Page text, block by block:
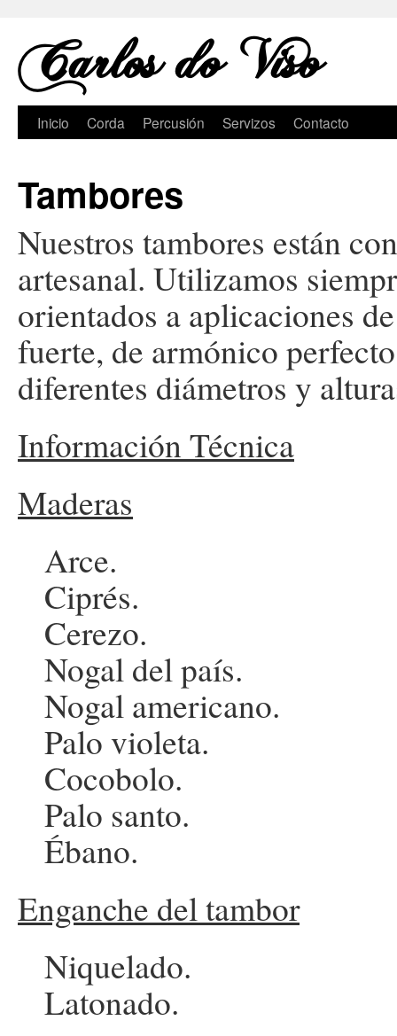
Carlos do Viso
Saltar
contido
Inicio Corda Percusión Servizos Contacto
Tambores
Nuestros tambores están
artesanal. Utilizamos
orientados a aplicaciones
fuerte, de armónico
diferentes diámetros y
Información Técnica
Maderas
Arce.
Ciprés.
Cerezo.
Nogal del país.
Nogal americano.
Palo violeta.
Cocobolo.
Palo santo.
Ébano.
Enganche del tambor
Niquelado.
Latonado.